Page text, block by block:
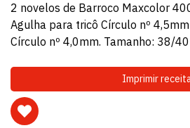
2 novelos de Barroco Maxcolor
Agulha para tricô Círculo nº
Círculo nº 4,0mm. Tamanho: 38/40
Imprimir